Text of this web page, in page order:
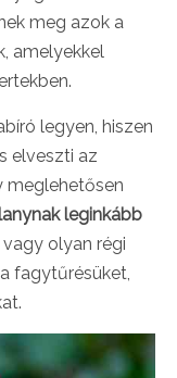
meg azok a
amelyekkel
legyen, hiszen
elveszti az
meglehetősen
leginkább
vagy olyan régi
fagytűrésüket,